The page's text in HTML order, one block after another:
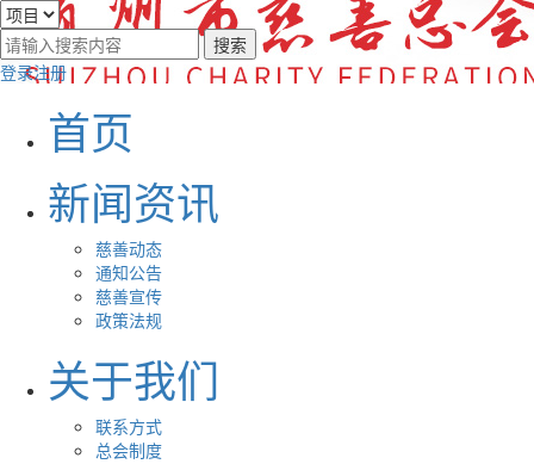
登录注册
首页
新闻资讯
慈善动态
通知公告
慈善宣传
政策法规
关于我们
联系方式
总会制度